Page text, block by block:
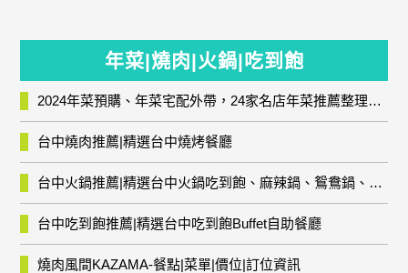
年菜|燒肉|火鍋|吃到飽
2024年菜預購、年菜宅配外帶，24家名店年菜推薦整理，圍爐輕鬆上菜團圓趣
台中燒肉推薦|精選台中燒烤餐廳
台中火鍋推薦|精選台中火鍋吃到飽、麻辣鍋、鴛鴦鍋、石頭火鍋、酸菜白肉鍋、海鮮鍋、燒酒雞、麻油雞、壽喜燒等熱門人氣火鍋店!
台中吃到飽推薦|精選台中吃到飽Buffet自助餐廳
燒肉風間KAZAMA-餐點|菜單|價位|訂位資訊